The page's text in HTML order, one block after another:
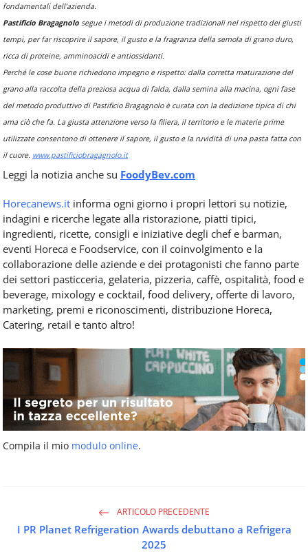
fondamentali dell’azienda.
Pastificio Bragagnolo segue i metodi di produzione tradizionali nel rispetto dei giusti
tempi, per far riscoprire il sapore, il gusto e la fragranza della semola di grano duro,
ricca di proteine, amminoacidi e antiossidanti.
Perché le cose buone richiedono impegno e rispetto: dalla corretta maturazione del
grano alla raccolta della preziosa acqua di falda, dalla semina alla macina, ogni fase
del metodo produttivo di Pastificio Bragagnolo è curata con la dedizione tipica di chi
ama ciò che fa. La giusta attenzione verso la filiera, il territorio e le materie prime
utilizzate consentono di ottenere il sapore, il gusto e la ruvidità di una pasta fatta con
il cuore. www.pastificiobragagnolo.it
Leggi la notizia anche su FoodyBev.com
Horecanews.it informa ogni giorno i propri lettori su notizie,
indagini e ricerche legate alla ristorazione, piatti tipici,
ingredienti, ricette, consigli e iniziative degli chef e barman,
eventi Horeca e Foodservice, con il coinvolgimento e la
collaborazione delle aziende e dei protagonisti che fanno parte
dei settori pasticceria, gelateria, pizzeria, caffè, ospitalità, food e
beverage, mixology e cocktail, food delivery, offerte di lavoro,
marketing, premi e riconoscimenti, distribuzione Horeca,
Catering, retail e tanto altro!
Compila il mio modulo online.
ARTICOLO PRECEDENTE
I PR Planet Refrigeration Awards debuttano a Refrigera
2025